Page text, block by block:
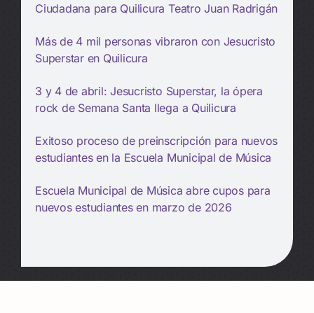
Ciudadana para Quilicura Teatro Juan Radrigán
Más de 4 mil personas vibraron con Jesucristo
Superstar en Quilicura
3 y 4 de abril: Jesucristo Superstar, la ópera
rock de Semana Santa llega a Quilicura
Exitoso proceso de preinscripción para nuevos
estudiantes en la Escuela Municipal de Música
Escuela Municipal de Música abre cupos para
nuevos estudiantes en marzo de 2026